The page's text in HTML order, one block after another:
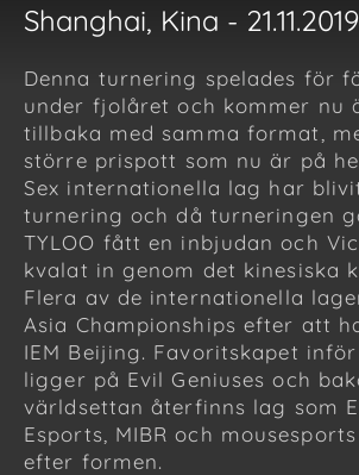
Shanghai, Kina -
Denna turnering spelades för
under fjolåret och kommer nu
tillbaka med samma format,
större prispott som nu är på
Sex internationella lag har
turnering och då turneringen
TYLOO fått en inbjudan och
kvalat in genom det kinesiska
Flera av de internationella
Asia Championships efter att
IEM Beijing. Favoritskapet
ligger på Evil Geniuses och
världsettan återfinns lag som
Esports, MIBR och
efter formen.